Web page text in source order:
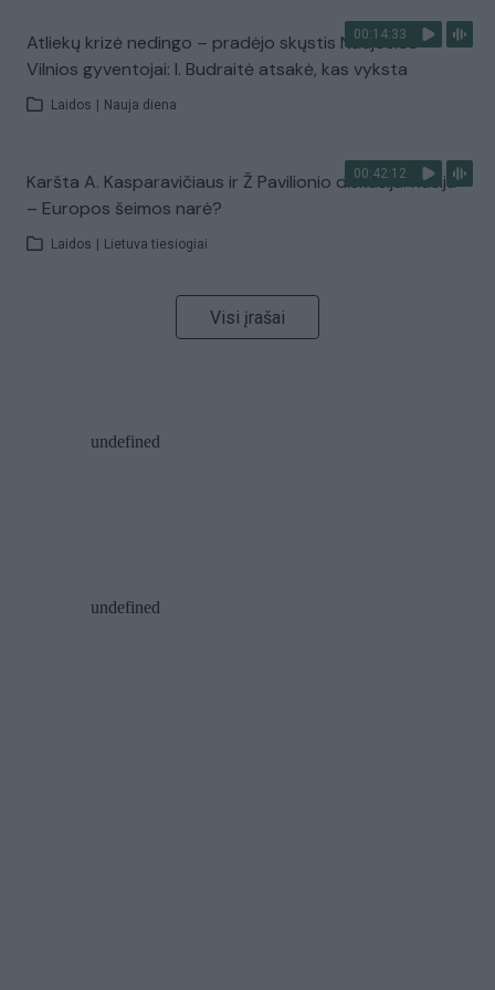
00:14:33
Atliekų krizė nedingo – pradėjo skųstis Naujosios
Vilnios gyventojai: I. Budraitė atsakė, kas vyksta
Laidos Nauja diena
00:42:12
Karšta A. Kasparavičiaus ir Ž Pavilionio diskusija: Rusija
– Europos šeimos narė?
Laidos Lietuva tiesiogiai
Visi įrašai